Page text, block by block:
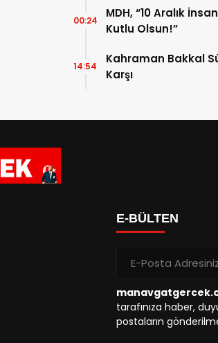
MDH, “10 Aralık
Kutlu Olsun!”
00:24
Kahraman Bakkal
Karşı
14:54
E-BÜLTEN
tarafınıza haber,
postaların